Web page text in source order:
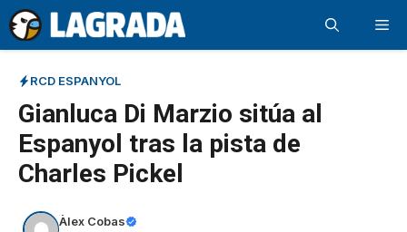
Saltar
al
contenido
RCD ESPANYOL
Gianluca Di Marzio sitúa al
Espanyol tras la pista de
Charles Pickel
Àlex Cobas